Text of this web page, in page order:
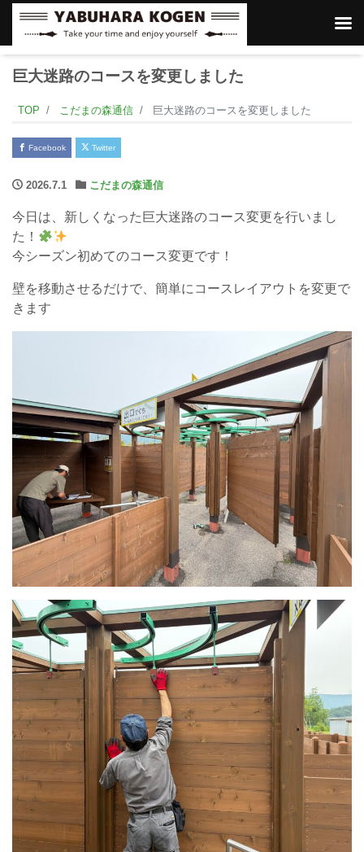
巨大迷路のコースを変更しました
TOP こだまの森通信 巨大迷路のコースを変更しました
Facebook Twitter
2026.7.1 こだまの森通信
今日は、新しくなった巨大迷路のコース変更を行いまし
た！
今シーズン初めてのコース変更です！
壁を移動させるだけで、簡単にコースレイアウトを変更で
きます